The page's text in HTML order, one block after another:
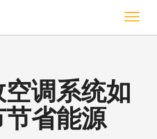
切
换
调系统如
省能源